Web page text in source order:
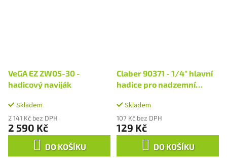
VeGA EZ ZW05-30 -
hadicový naviják
Skladem
2 141 Kč bez DPH
2 590 Kč
DO KOŠÍKU
Claber 90371 - 1/4" hlavní
hadice pro nadzemní
Skladem
107 Kč bez DPH
129 Kč
DO KOŠÍKU